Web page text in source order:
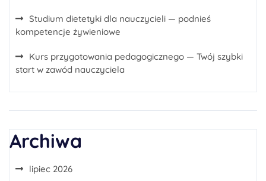
Studium dietetyki dla nauczycieli — podnieś
kompetencje żywieniowe
Kurs przygotowania pedagogicznego — Twój szybki
start w zawód nauczyciela
Archiwa
lipiec 2026